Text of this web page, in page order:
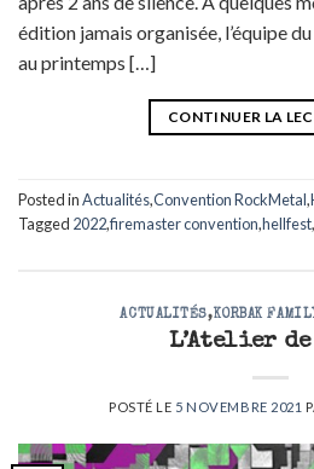
édition jamais organisée, l’équipe
au printemps […]
CONTINUER LA
Posted inActualités,Convention RockMetal,
Tagged 2022,firemaster convention,hellfest,
ACTUALITÉS,KORBAK
L’Atelier
POSTÉ LE 5 NOVEMBRE 2021